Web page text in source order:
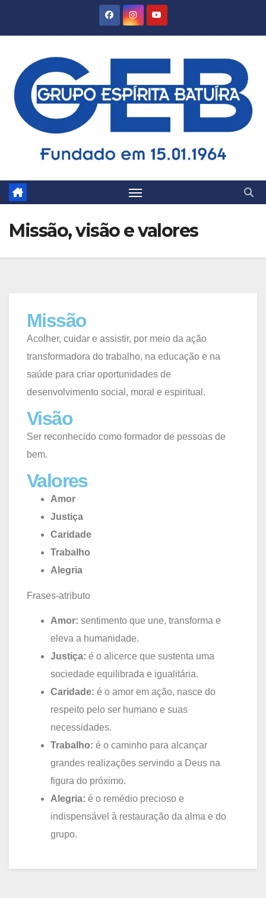
Missão, visão e valores
Missão
Acolher, cuidar e assistir, por meio da ação
transformadora do trabalho, na educação e na
saúde para criar oportunidades de
desenvolvimento social, moral e espiritual.
Visão
Ser reconhecido como formador de pessoas de
bem.
Valores
Amor
Justiça
Caridade
Trabalho
Alegria
Frases-atributo
Amor: sentimento que une, transforma e
eleva a humanidade.
Justiça: é o alicerce que sustenta uma
sociedade equilibrada e igualitária.
Caridade: é o amor em ação, nasce do
respeito pelo ser humano e suas
necessidades.
Trabalho: é o caminho para alcançar
grandes realizações servindo a Deus na
figura do próximo.
Alegria: é o remédio precioso e
indispensável à restauração da alma e do
grupo.